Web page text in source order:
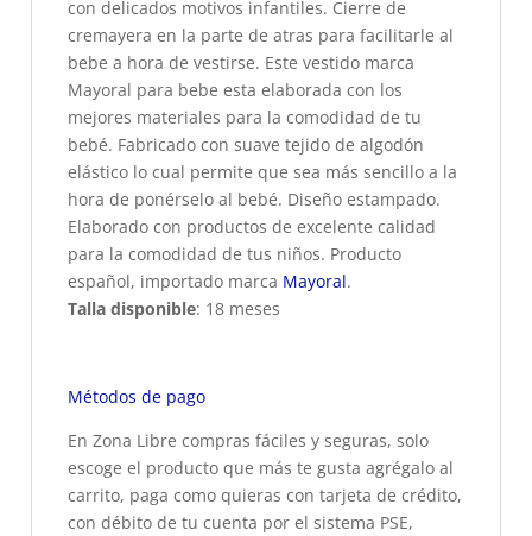
con delicados motivos infantiles. Cierre de
cremayera en la parte de atras para facilitarle al
bebe a hora de vestirse. Este vestido marca
Mayoral para bebe esta elaborada con los
mejores materiales para la comodidad de tu
bebé. Fabricado con suave tejido de algodón
elástico lo cual permite que sea más sencillo a la
hora de ponérselo al bebé. Diseño estampado.
Elaborado con productos de excelente calidad
para la comodidad de tus niños. Producto
español, importado marca Mayoral.
Talla disponible: 18 meses
Métodos de pago
En Zona Libre compras fáciles y seguras, solo
escoge el producto que más te gusta agrégalo al
carrito, paga como quieras con tarjeta de crédito,
con débito de tu cuenta por el sistema PSE,